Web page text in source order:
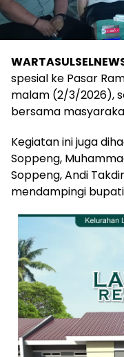
spesial ke Pasar
malam (2/3/2026),
bersama
Kegiatan ini juga
Soppeng,
Soppeng, Andi
mendampingi